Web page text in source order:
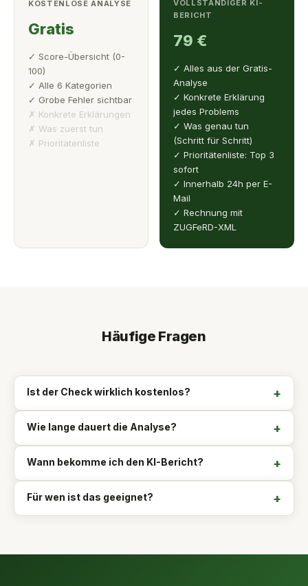
KOSTENLOSE ANALYSE
Gratis
✓ Score-Übersicht (0-
100)
✓ Alle 6 Kategorien
✓ Grobe Fehler sichtbar
✗ Konkrete Erklärungen
✗ Was zuerst tun
✗ Prioritätenliste
VOLLSTÄNDIGER KI-
BERICHT
79 €
✓ Alles aus der Gratis-
Analyse
✓ Konkrete Erklärung
jedes Problems
✓ Was genau tun
(Schritt für Schritt)
✓ Prioritätenliste: Top 3
sofort
✓ Innerhalb 24h per E-
Mail
✓ Rechnung mit
ZUGFeRD-XML
Häufige Fragen
Ist der Check wirklich kostenlos? +
Wie lange dauert die Analyse? +
Wann bekomme ich den KI-Bericht? +
Für wen ist das geeignet? +